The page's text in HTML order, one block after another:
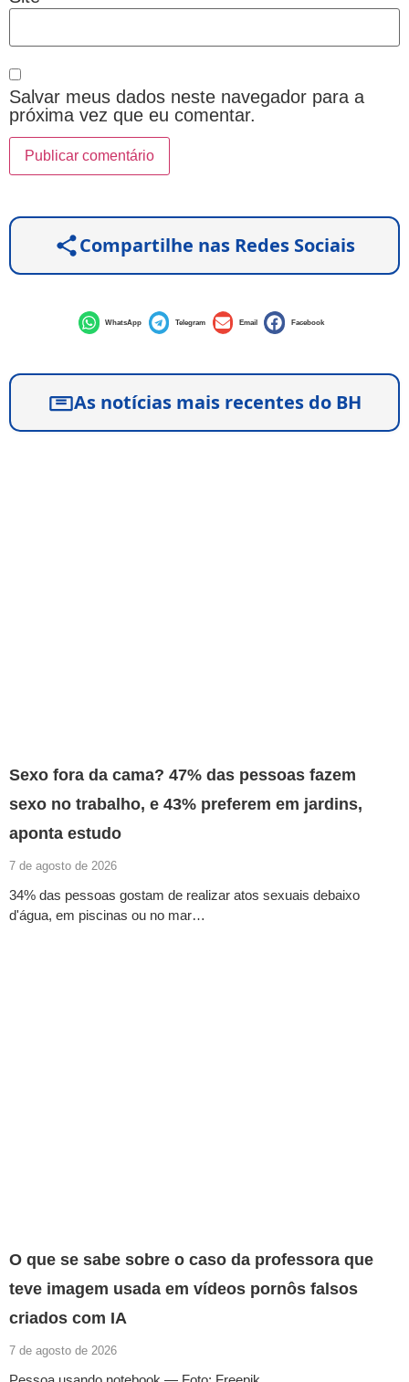
Salvar meus dados neste navegador para a
próxima vez que eu comentar.
Compartilhe nas Redes Sociais
WhatsApp Telegram Email Facebook
As notícias mais recentes do BH
Sexo fora da cama? 47% das pessoas fazem
sexo no trabalho, e 43% preferem em jardins,
aponta estudo
7 de agosto de 2026
34% das pessoas gostam de realizar atos sexuais debaixo
d'água, em piscinas ou no mar…
O que se sabe sobre o caso da professora que
teve imagem usada em vídeos pornôs falsos
criados com IA
7 de agosto de 2026